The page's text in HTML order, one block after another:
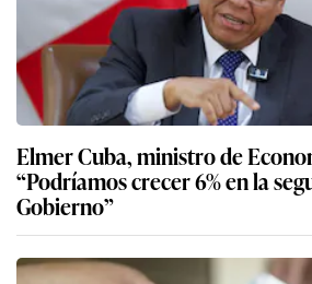
Elmer Cuba, ministro de
“Podríamos crecer 6% en la
Gobierno”